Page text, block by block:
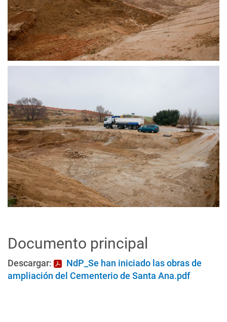
Documento principal
Descargar:
NdP_Se han iniciado las obras de
ampliación del Cementerio de Santa Ana.pdf